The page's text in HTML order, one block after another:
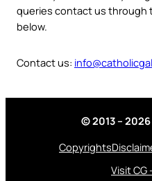
queries contact us through
below.
Contact us:
© 2013 –
Copyrights
Visit CG